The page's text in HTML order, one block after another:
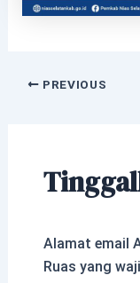
PREVIOUS
Alamat email
Ruas yang